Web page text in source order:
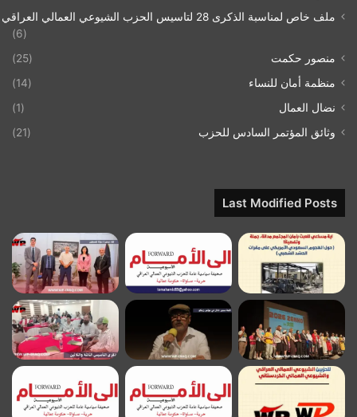
ملف خاص لمناسبة الذكرى 28 لتاسيس الحزب الشيوعي العمالي العراقي 1993/07/21
(6)
منصور حكمت
(25)
منظمة أمان للنساء
(14)
نضال العمال
(1)
وثائق المؤتمر السادس للحزب
(21)
Last Modified Posts